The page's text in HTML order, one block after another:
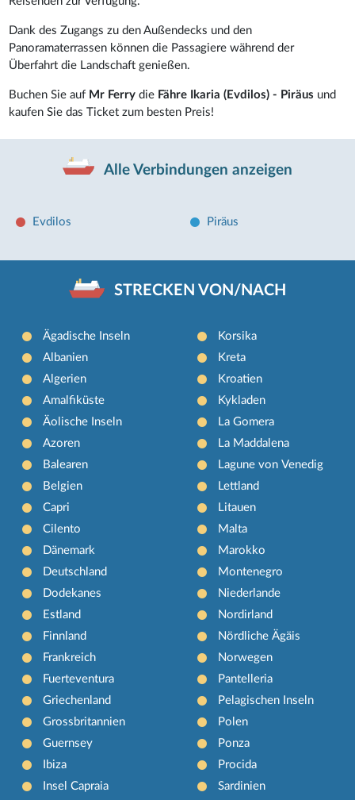
Dank des Zugangs zu den Außendecks und den
Panoramaterrassen können die Passagiere während der
Überfahrt die Landschaft genießen.
Buchen Sie auf Mr Ferry die Fähre Ikaria (Evdilos) - Piräus und
kaufen Sie das Ticket zum besten Preis!
Alle Verbindungen anzeigen
Evdilos Piräus
STRECKEN VON/NACH
Ägadische Inseln
Albanien
Algerien
Amalfiküste
Äolische Inseln
Azoren
Balearen
Belgien
Capri
Cilento
Dänemark
Deutschland
Dodekanes
Estland
Finnland
Frankreich
Fuerteventura
Griechenland
Grossbritannien
Guernsey
Ibiza
Insel Capraia
Korsika
Kreta
Kroatien
Kykladen
La Gomera
La Maddalena
Lagune von Venedig
Lettland
Litauen
Malta
Marokko
Montenegro
Niederlande
Nordirland
Nördliche Ägäis
Norwegen
Pantelleria
Pelagischen Inseln
Polen
Ponza
Procida
Sardinien